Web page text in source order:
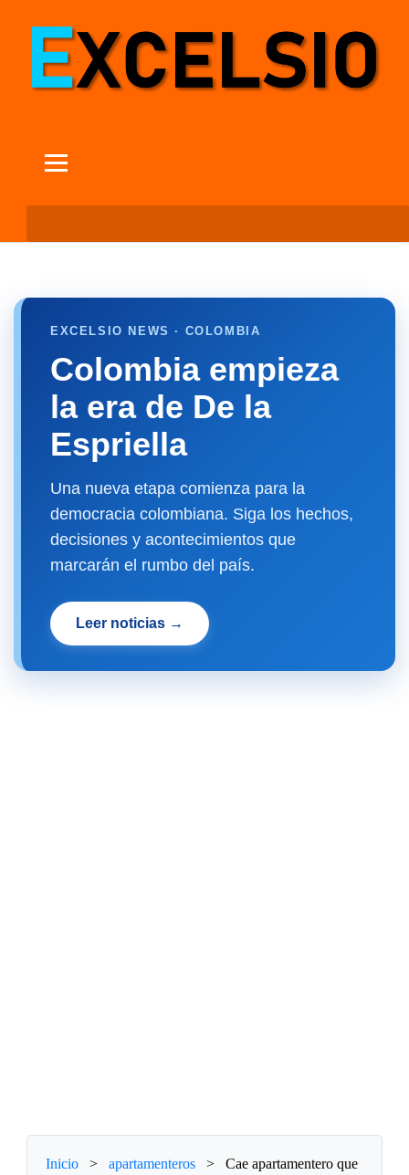
EXCELSIO NEWS · COLOMBIA
Colombia empieza
la era de De la
Espriella
Una nueva etapa comienza para la
democracia colombiana. Siga los hechos,
decisiones y acontecimientos que
marcarán el rumbo del país.
Leer noticias →
Inicio > apartamenteros >
Cae apartamentero que